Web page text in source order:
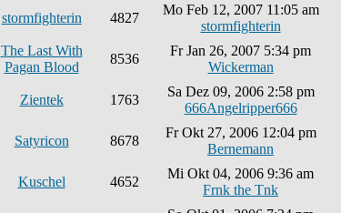
stormfighterin 4827
Mo Feb 12, 2007 11:05 am
stormfighterin
The Last With
Pagan Blood
8536
Fr Jan 26, 2007 5:34 pm
Wickerman
Zientek 1763
Sa Dez 09, 2006 2:58 pm
666Angelripper666
Satyricon 8678
Fr Okt 27, 2006 12:04 pm
Bernemann
Kuschel 4652
Mi Okt 04, 2006 9:36 am
Frnk the Tnk